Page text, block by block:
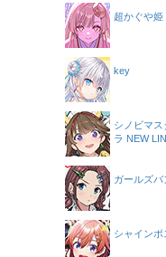
超かぐや姫
key
シノビマ
ラ NEW
ガールズバ
シャインポ